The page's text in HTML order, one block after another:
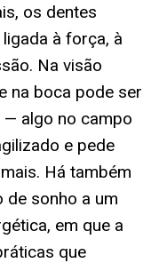
os dentes
à força, à
Na visão
na boca pode ser
— algo no campo
e pede
Há também
de sonho a um
em que a
que